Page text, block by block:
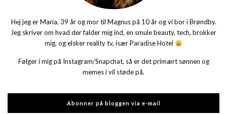
Hej jeg er Maria, 39 år og mor til Magnus på 10 år og vi bor i Brøndby.
Jeg skriver om hvad der falder mig ind, en smule beauty, tech, brokker
mig, og elsker reality tv, især Paradise Hotel
Følger i mig på Instagram/Snapchat, så er det primært sønnen og
memes i vil støde på.
Abonner på bloggen via e-mail